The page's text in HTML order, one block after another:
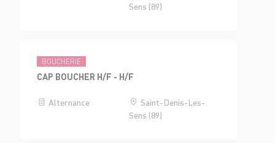
Sens (89)
BOUCHERIE
CAP BOUCHER H/F - H/F
Alternance
Saint-Denis-Les-
Sens (89)